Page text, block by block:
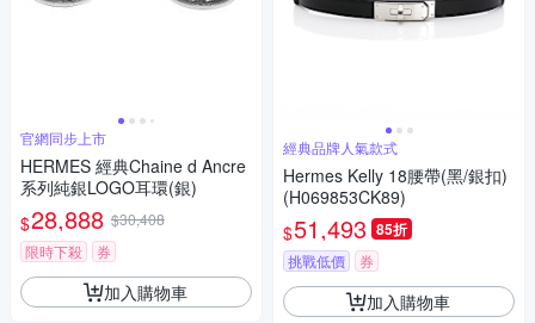
官網同步上市
HERMES 經典Chaine d Ancre
系列純銀LOGO耳環(銀)
$28,888 $30,408
限時下殺
券
加入購物車
經典品牌人氣款式
Hermes Kelly 18腰帶(黑/銀扣)
(H069853CK89)
$51,493 85折
挑戰低價 券
加入購物車